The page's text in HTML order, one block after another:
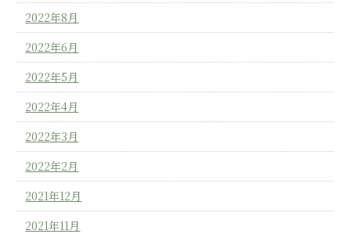
2022年8月
2022年6月
2022年5月
2022年4月
2022年3月
2022年2月
2021年12月
2021年11月